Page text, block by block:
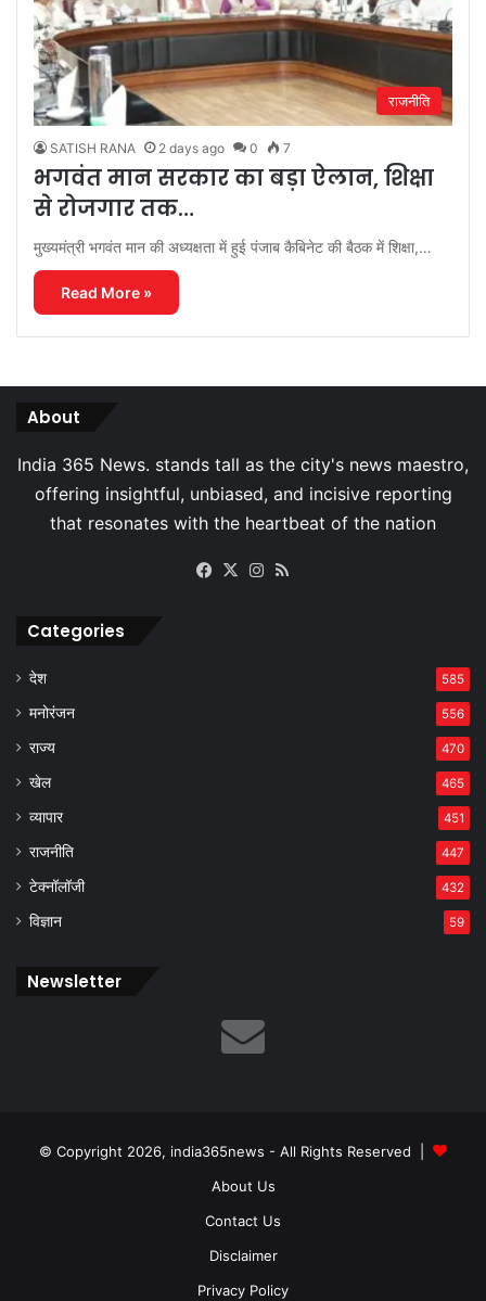
राजनीति
SATISH RANA 2 days ago 0 7
भगवंत मान सरकार का बड़ा ऐलान, शिक्षा
से रोजगार तक…
मुख्यमंत्री भगवंत मान की अध्यक्षता में हुई पंजाब कैबिनेट की बैठक में शिक्षा,…
Read More »
About
Facebook
X Instagram
Categories
देश 585
मनोरंजन 556
राज्य 470
खेल 465
व्यापार 451
राजनीति 447
टेक्नॉलॉजी 432
विज्ञान 59
Newsletter
© Copyright 2026, india365news - All Rights Reserved |
About Us
Contact Us
Disclaimer
Privacy Policy